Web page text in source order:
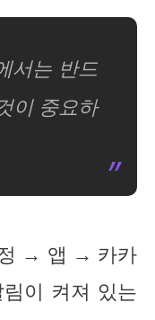
서는 반드
이 중요하
정 → 앱 → 카카
이 켜져 있는